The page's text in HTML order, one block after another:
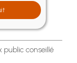
public conseillé